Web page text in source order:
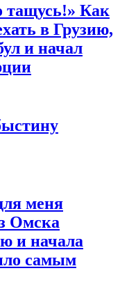
тащусь!» Как
в Грузию,
и начал
меня
Омска
и начала
самым